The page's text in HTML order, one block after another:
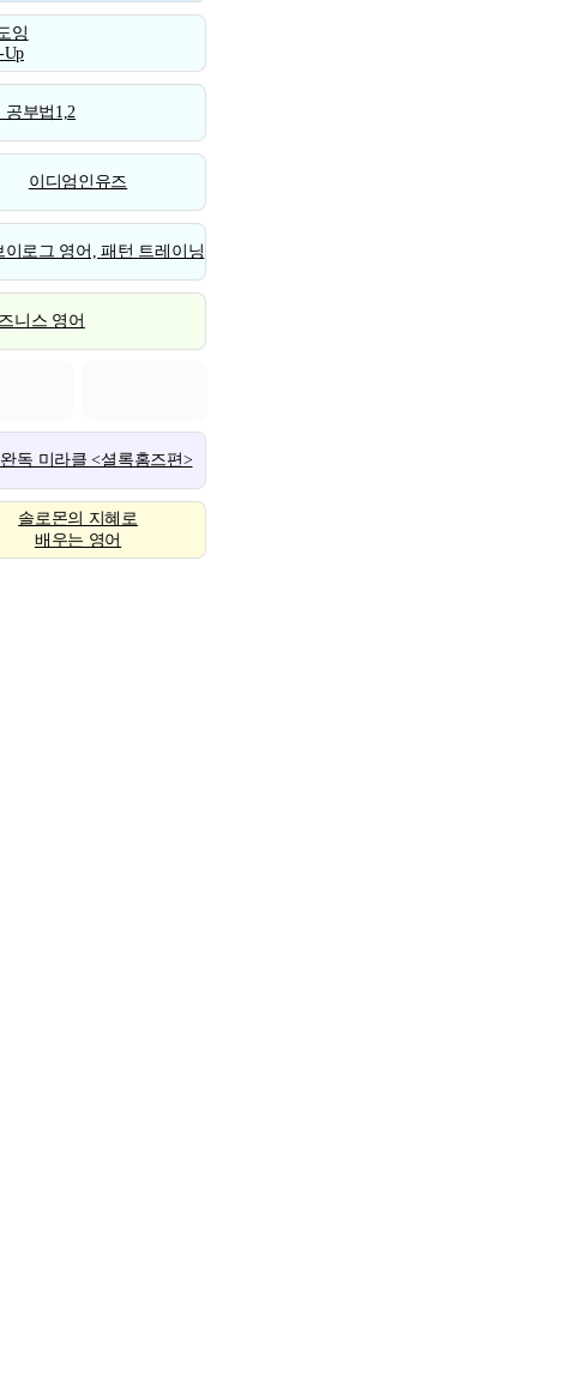
잉
Up
공부법1,2
이디엄인유즈
이로그 영어, 패턴 트레이닝
니스 영어
독 미라클 <셜록홈즈편>
솔로몬의 지혜로
배우는 영어